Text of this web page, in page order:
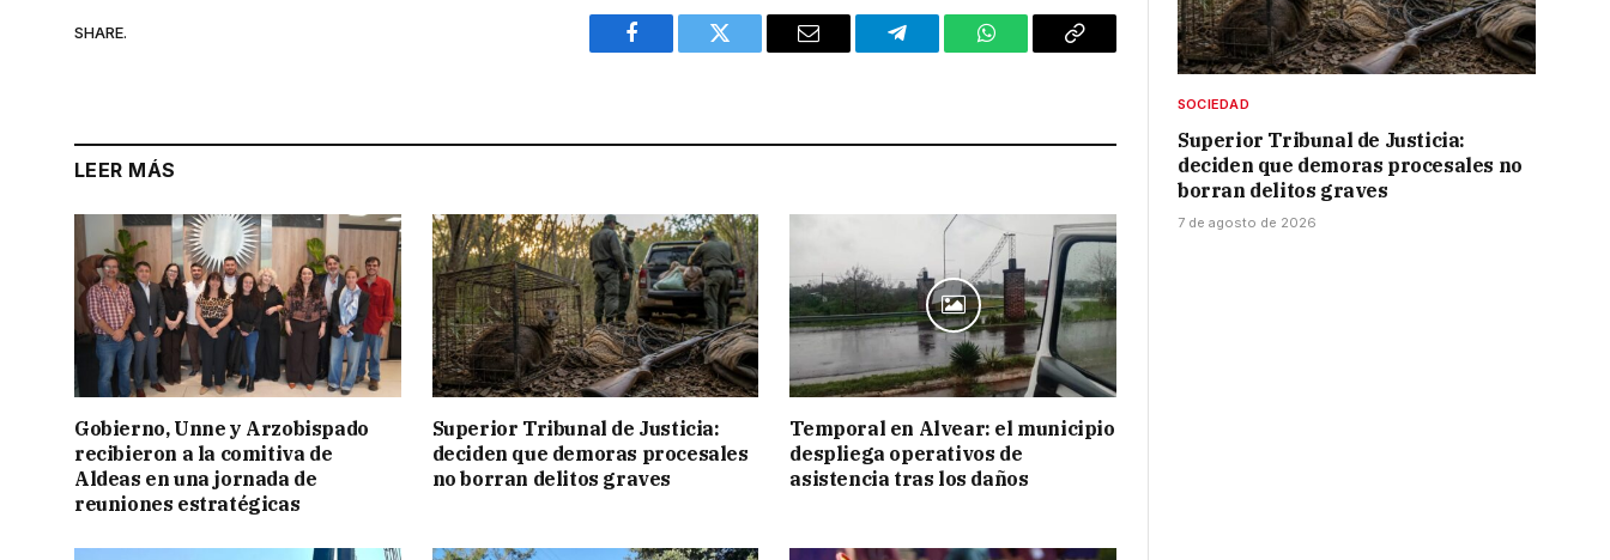
SHARE.
Facebook Twitter Email Telegram WhatsAppCopy
LEER MÁS
Gobierno, Unne y Arzobispado
recibieron a la comitiva de
Aldeas en una jornada de
reuniones estratégicas
Superior Tribunal de Justicia:
deciden que demoras procesales
no borran delitos graves
Temporal en Alvear: el municipio
despliega operativos de
asistencia tras los daños
SOCIEDAD
Superior Tribunal de Justicia:
deciden que demoras procesales no
borran delitos graves
7 de agosto de 2026